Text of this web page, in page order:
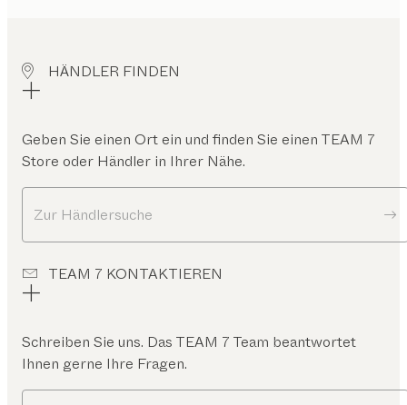
HÄNDLER FINDEN
Geben Sie einen Ort ein und finden Sie einen TEAM 7
Store oder Händler in Ihrer Nähe.
Zur Händlersuche
TEAM 7 KONTAKTIEREN
Schreiben Sie uns. Das TEAM 7 Team beantwortet
Ihnen gerne Ihre Fragen.